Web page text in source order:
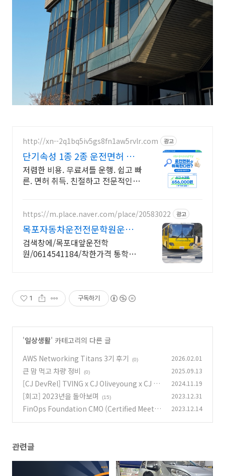
http://xn--2q1bq5iv5gs8fn1aw5rvlr.com 광고
단기속성 1종 2종 운전면허 직
장인반운영.빠른면허취득!
저렴한 비용. 무료셔틀 운행. 쉽고 빠
른. 면허 취득. 친절하고 전문적인 강
취득 가능!
https://m.place.naver.com/place/20583022 광고
목포자동차운전전문학원운전면
허 착한가격
검색창에/목포대앞운전학
원/0614541184/착한가격 통학버
1 구독하기
'일상생활' 카테고리의 다른 글
AWS Networking Titans 3기 후기
(0) 2026.02.01
큰 맘 먹고 차량 정비 (0) 2025.09.13
[CJ DevRel] TVING x CJ Oliveyoung x CJ O
nstyle (2)
2024.11.19
[회고] 2023년을 돌아보며 (15) 2023.12.31
FinOps Foundation CMO (Certified Meetu
2023.12.14
관련글